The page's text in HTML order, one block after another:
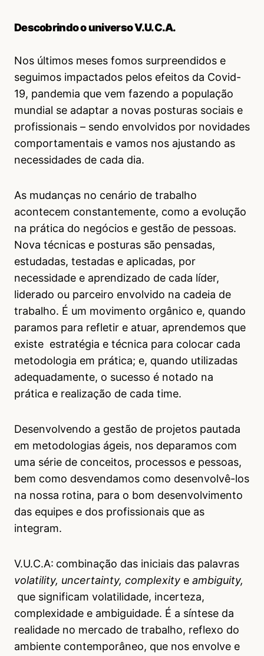
Descobrindo o universo V.U.C.A.
Nos últimos meses fomos surpreendidos e
seguimos impactados pelos efeitos da Covid-
19, pandemia que vem fazendo a população
mundial se adaptar a novas posturas sociais e
profissionais – sendo envolvidos por novidades
comportamentais e vamos nos ajustando as
necessidades de cada dia.
As mudanças no cenário de trabalho
acontecem constantemente, como a evolução
na prática do negócios e gestão de pessoas.
Nova técnicas e posturas são pensadas,
estudadas, testadas e aplicadas, por
necessidade e aprendizado de cada líder,
liderado ou parceiro envolvido na cadeia de
trabalho. É um movimento orgânico e, quando
paramos para refletir e atuar, aprendemos que
existe estratégia e técnica para colocar cada
metodologia em prática; e, quando utilizadas
adequadamente, o sucesso é notado na
prática e realização de cada time.
Desenvolvendo a gestão de projetos pautada
em metodologias ágeis, nos deparamos com
uma série de conceitos, processos e pessoas,
bem como desvendamos como desenvolvê-los
na nossa rotina, para o bom desenvolvimento
das equipes e dos profissionais que as
integram.
V.U.C.A: combinação das iniciais das palavras
volatility, uncertainty, complexity e ambiguity,
que significam volatilidade, incerteza,
complexidade e ambiguidade. É a síntese da
realidade no mercado de trabalho, reflexo do
ambiente contemporâneo, que nos envolve e